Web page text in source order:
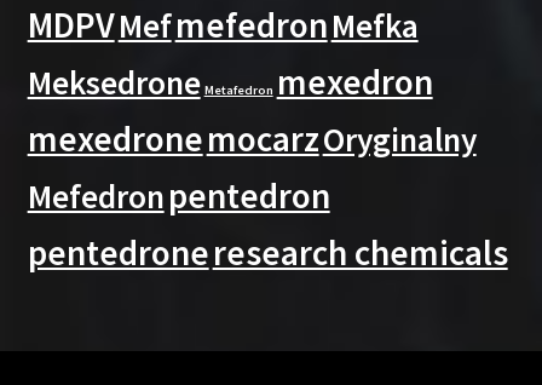
MDPVMefmefedronMefka
Meksedrone Metafedron mexedron
mexedronemocarzOryginalny
Mefedronpentedron
pentedroneresearch chemicals